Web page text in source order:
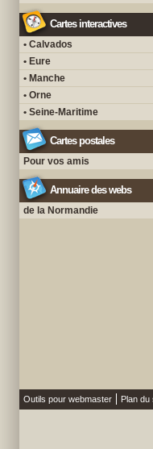
Cartes interactives
• Calvados
• Eure
• Manche
• Orne
• Seine-Maritime
Cartes postales
Pour vos amis
Annuaire des webs
de la Normandie
Outils pour webmaster Plan du